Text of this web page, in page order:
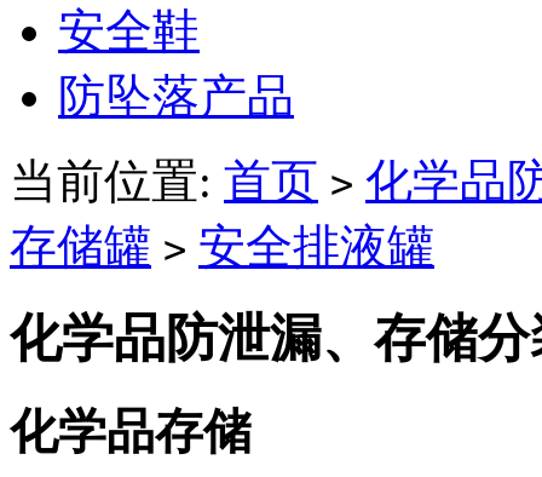
安全鞋
防坠落产品
当前位置: 首页 > 化学品
存储罐 > 安全排液罐
化学品防泄漏、存储分
化学品存储